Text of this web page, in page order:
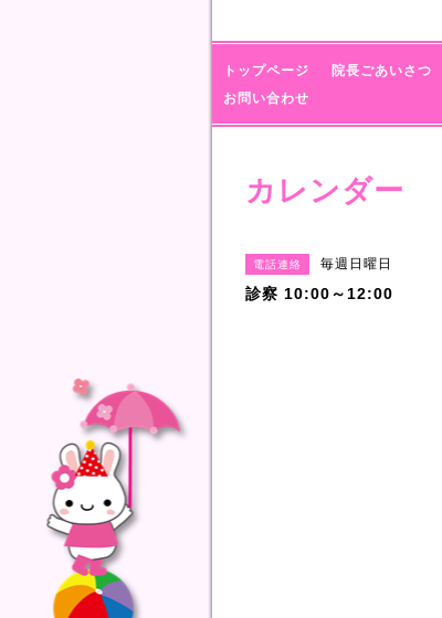
トップページ 院長ごあいさつ
お問い合わせ
カレンダー
電話連絡 毎週日曜日
診察 10:00～12:00